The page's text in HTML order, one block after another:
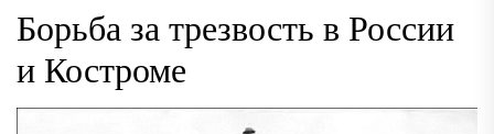
Борьба за трезвость в России
и Костроме